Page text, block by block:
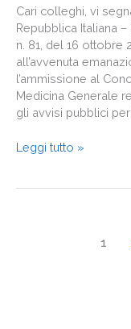
Cari colleghi, vi
Repubblica Italiana
n. 81, del 16 ottobre
all’avvenuta
l’ammissione al
Medicina Generale
gli avvisi pubblici
formazione
specifica
in
Medicina
Generale
relativo
al
2020/2023
Leggi tutto »
1